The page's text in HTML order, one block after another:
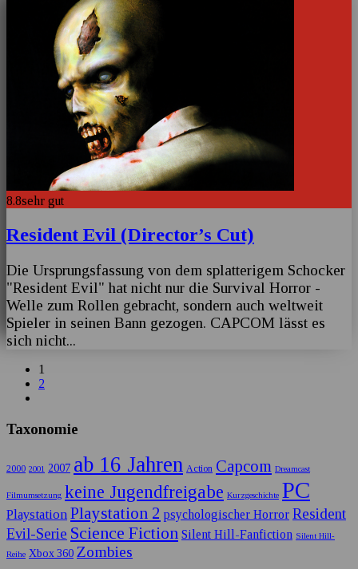
8.8sehr gut
Resident Evil (Director’s Cut)
Die Ursprungsfassung von dem splatterigem Schocker
"Resident Evil" hat nicht nur die Survival Horror -
Welle zum Rollen gebracht, sondern auch weltweit
Spieler in seinen Bann gezogen. CAPCOM lässt es
sich nicht...
1
2
Taxonomie
2000 2001 2007 ab 16 Jahren Action Capcom Dreamcast
Filmumsetzung keine Jugendfreigabe Kurzgeschichte PC
Playstation Playstation 2 psychologischer Horror Resident
Evil-Serie Science Fiction Silent Hill-Fanfiction Silent Hill-
Reihe Xbox 360 Zombies